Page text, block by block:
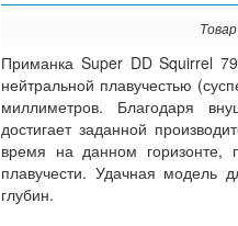
Приманка Super DD Squirrel
нейтральной плавучестью
миллиметров. Благодаря
достигает заданной
время на данном горизонте,
плавучести. Удачная модель
глубин.